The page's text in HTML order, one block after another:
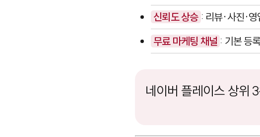
신뢰도 상승 : 리뷰·사진·
무료 마케팅 채널 : 기본 등
네이버 플레이스 상위